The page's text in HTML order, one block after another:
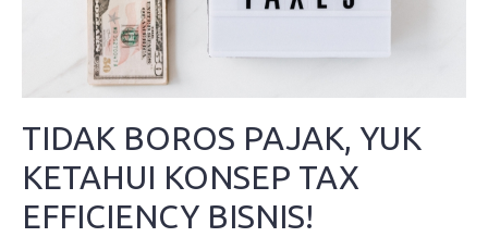
TIDAK BOROS PAJAK, YUK
KETAHUI KONSEP TAX
EFFICIENCY BISNIS!